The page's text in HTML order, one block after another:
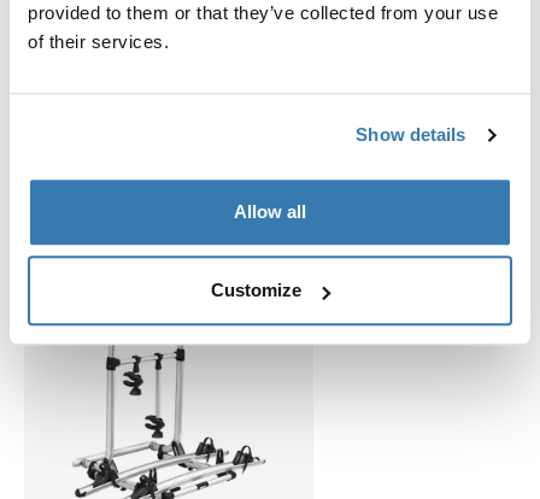
provided to them or that they’ve collected from your use
of their services.
Show details
Allow all
Customize